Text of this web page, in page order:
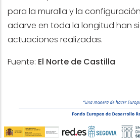
para la muralla y la
adarve en toda la longitud han
actuaciones realizadas.
Fuente: El Norte de Castilla